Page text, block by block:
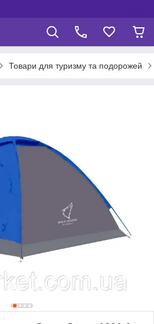
Товари для туризму та подорожей